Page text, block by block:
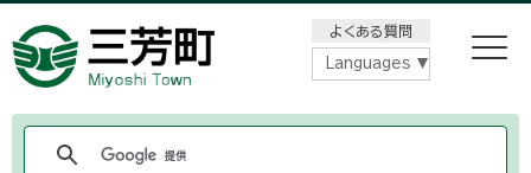
よくある質問
Languages